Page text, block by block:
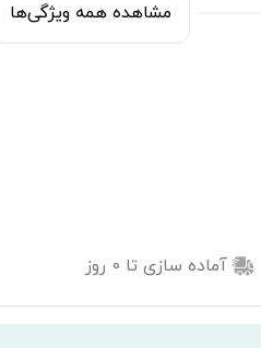
مشاهده همه ویژگی‌ها
آماده سازی تا 0 روز